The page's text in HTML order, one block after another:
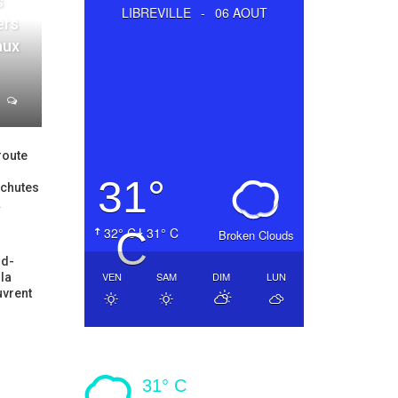
LIBREVILLE - 06 AOUT
32° C 31° C Broken Clouds
31°
C
VEN SAM DIM LUN
31° C